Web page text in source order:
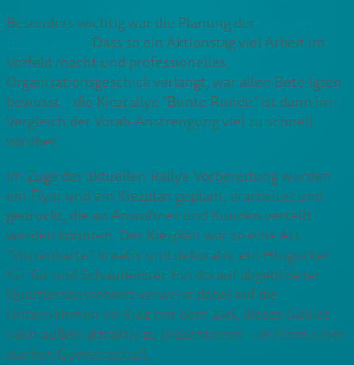
Besonders wichtig war die Planung der
. Dass so ein Aktionstag viel Arbeit im
Vorfeld macht und professionelles
Organisationsgeschick verlangt, war allen Beteilgten
bewusst – die Kiezrallye “Bunte Runde” ist dann im
Vergleich der Vorab-Anstrengung viel zu schnell
vorüber.
Im Zuge der aktuellen Rallye-Vorbereitung wurden
ein Flyer und ein Kiezplan geplant, erarbeitet und
gedruckt, die an Anwohner und Kunden verteilt
werden konnten. Der Kiezplan war so eine Art
“Visitenkarte”, kreativ und dekorativ, ein Hingucker
für Tür und Schaufenster. Ein darauf abgebildeter
Quartiersausschnitt verweist dabei auf die
Unternehmen im Kiez mit dem Ziel, dieses Gebiet
nach außen attraktiv zu präsentieren – in Form einer
starken Gemeinschaft.